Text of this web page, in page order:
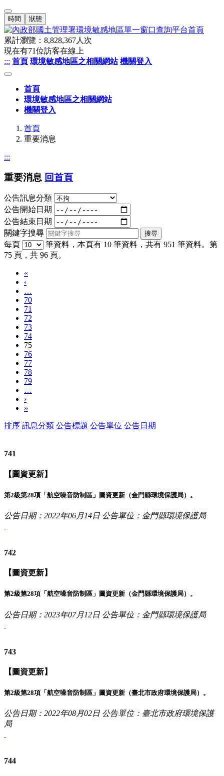
時間 狀態
累計瀏覽： 8,828,367人次
現在有71位訪客在線上
::: 首頁 環境敏感地區之相關網站 機關登入
首頁
環境敏感地區之相關網站
機關登入
首頁
重要消息
:::
重要消息 回首頁
公告訊息分類
公告開始日期
公告結束日期
關鍵字搜尋
每頁
筆資料，本頁有 10 筆資料，共有 951 筆資料。第
75 頁，共 96 頁。
«
‹
…
70
71
72
73
74
75
76
77
78
79
…
›
»
排序 訊息分類 公告標題 公告單位 公告日期
741
【圖資更新】
第2級第28項「航空噪音防制區」圖資更新（金門縣環境保護局）。
公告日期：2022年06月14日 公告單位：金門縣環境保護局
742
【圖資更新】
第2級第28項「航空噪音防制區」圖資更新（金門縣環境保護局）。
公告日期：2023年07月12日 公告單位：金門縣環境保護局
743
【圖資更新】
第2級第28項「航空噪音防制區」圖資更新（臺北市政府環境保護局）。
公告日期：2022年08月02日 公告單位：臺北市政府環境保護
局
744